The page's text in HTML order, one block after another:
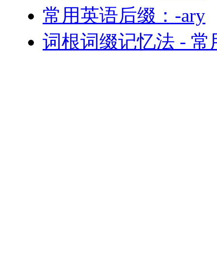
常用英语后缀：-ary
词根词缀记忆法 - 常